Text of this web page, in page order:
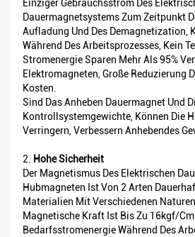
Einziger Gebrauchsstrom Des
Dauermagnetsystems Zum Zeitpunkt
Aufladung Und Des Demagnetization,
Während Des Arbeitsprozesses, Kein
Stromenergie Sparen Mehr Als 95%
Elektromagneten, Große Reduzierung
Kosten.
Sind Das Anheben Dauermagnet Und
Kontrollsystemgewichte, Können Die
Verringern, Verbessern Anhebendes
2. Hohe Sicherheit
Der Magnetismus Des Elektrischen
Hubmagneten Ist Von 2 Arten
Materialien Mit Verschiedenen
Magnetische Kraft Ist Bis Zu 16kgf/
Bedarfsstromenergie Während Des